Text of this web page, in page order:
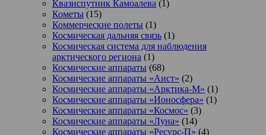
Квазиспутник Камоалева (1)
Кометы (15)
Коммерческие полеты (1)
Космическая дальняя связь (1)
Космическая система для наблюдения
арктического региона (1)
Космические аппараты (68)
Космические аппараты «Аист» (2)
Космические аппараты «Арктика-М» (1)
Космические аппараты «Ионосфера» (1)
Космические аппараты «Космос» (3)
Космические аппараты «Луна» (14)
Космические аппараты «Ресурс-П» (4)